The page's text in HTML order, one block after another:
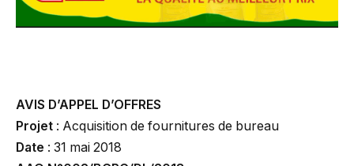
AVIS D’APPEL D’OFFRES
Projet : Acquisition de fournitures de bureau
Date : 31 mai 2018